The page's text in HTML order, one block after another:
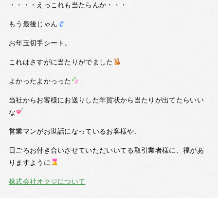
・・・・えっこれも当たらんか・・・
もう最後じゃん
お年玉切手シート。
これはさすがに当たりがでました
よかったよかっった
当社からお客様にお送りした年賀状から当たりが出てたらいい
な
営業マンがお世話になっているお客様や、
日ごろお付き合いさせていただいいてる取引業者様に、福があ
りますように
株式会社オクジについて